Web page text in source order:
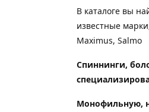
В каталоге вы
известные
Maximus, Salmo
Спиннинги,
Монофильную,